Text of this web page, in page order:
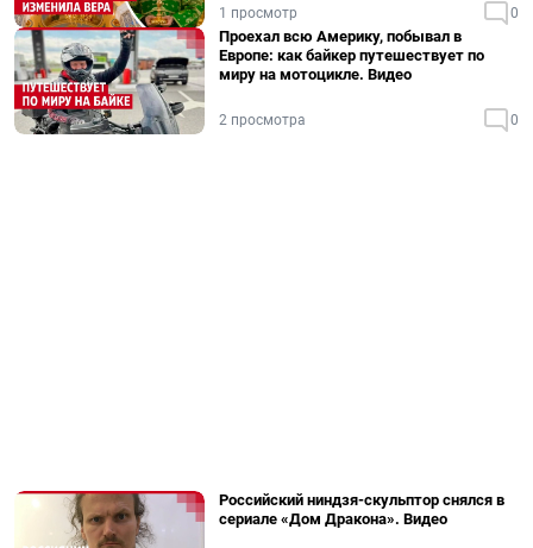
1 просмотр 0
Проехал всю Америку, побывал в
Европе: как байкер путешествует по
миру на мотоцикле. Видео
2 просмотра 0
Российский ниндзя-скульптор снялся в
сериале «Дом Дракона». Видео